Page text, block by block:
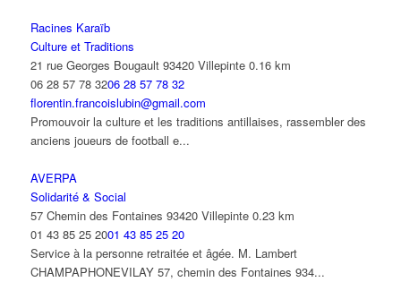
Racines Karaïb
Culture et Traditions
21 rue Georges Bougault 93420 Villepinte 0.16 km
06 28 57 78 3206 28 57 78 32
florentin.francoislubin@gmail.com
Promouvoir la culture et les traditions antillaises, rassembler des
anciens joueurs de football e...
AVERPA
Solidarité & Social
57 Chemin des Fontaines 93420 Villepinte 0.23 km
01 43 85 25 2001 43 85 25 20
Service à la personne retraitée et âgée. M. Lambert
CHAMPAPHONEVILAY 57, chemin des Fontaines 934...